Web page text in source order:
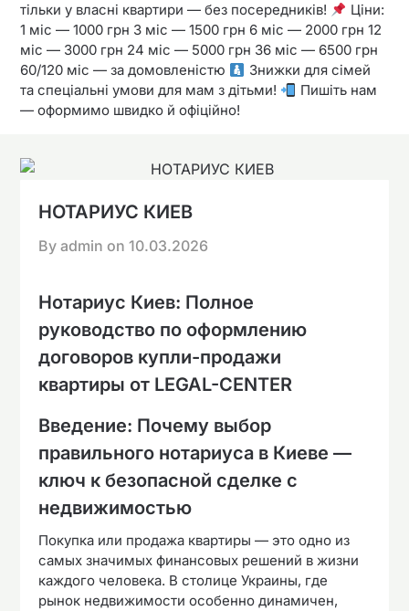
тільки у власні квартири — без посередників!
Ціни:
1 міс — 1000 грн 3 міс — 1500 грн 6 міс — 2000 грн 12
міс — 3000 грн 24 міс — 5000 грн 36 міс — 6500 грн
60/120 міс — за домовленістю
Знижки для сімей
та спеціальні умови для мам з дітьми!
Пишіть нам
— оформимо швидко й офіційно!
НОТАРИУС КИЕВ
By admin on10.03.2026
Нотариус Киев: Полное
руководство по оформлению
договоров купли-продажи
квартиры от LEGAL-CENTER
Введение: Почему выбор
правильного нотариуса в Киеве —
ключ к безопасной сделке с
недвижимостью
Покупка или продажа квартиры — это одно из
самых значимых финансовых решений в жизни
каждого человека. В столице Украины, где
рынок недвижимости особенно динамичен,